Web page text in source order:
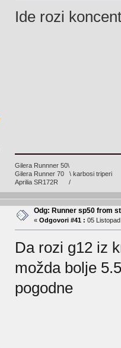
Ide rozi
Gilera Runnner 50\
Gilera Runner 70 \ karbosi triperi
Aprilia SR172R /
Odg: Runner sp50 from
« Odgovori #41 : 05
Da rozi g12 iz
možda bolje
pogodne